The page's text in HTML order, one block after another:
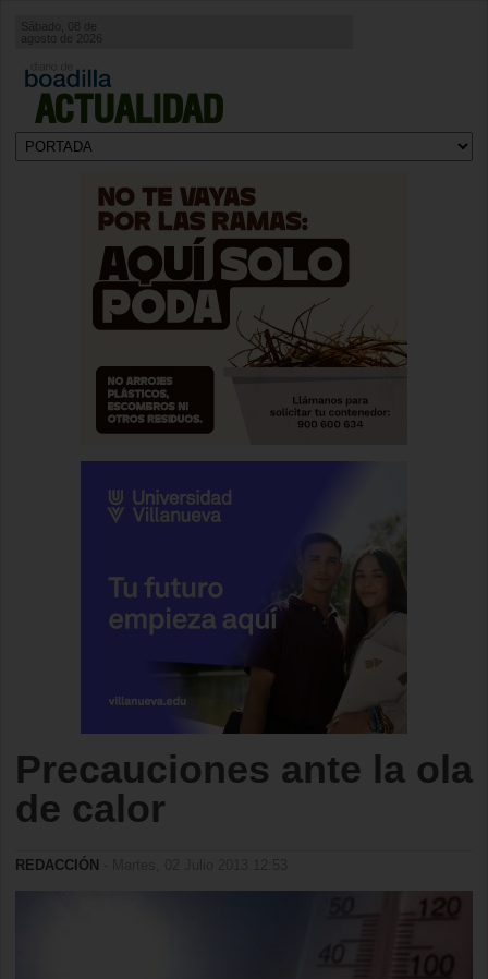
ACTUALIDAD
Sábado, 08 de
agosto de 2026
Precauciones ante la ola
de calor
REDACCIÓN